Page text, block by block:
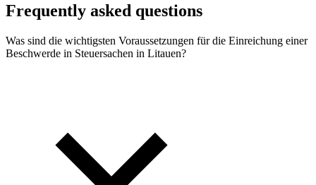
Frequently asked questions
Was sind die wichtigsten Voraussetzungen für die Einreichung einer
Beschwerde in Steuersachen in Litauen?